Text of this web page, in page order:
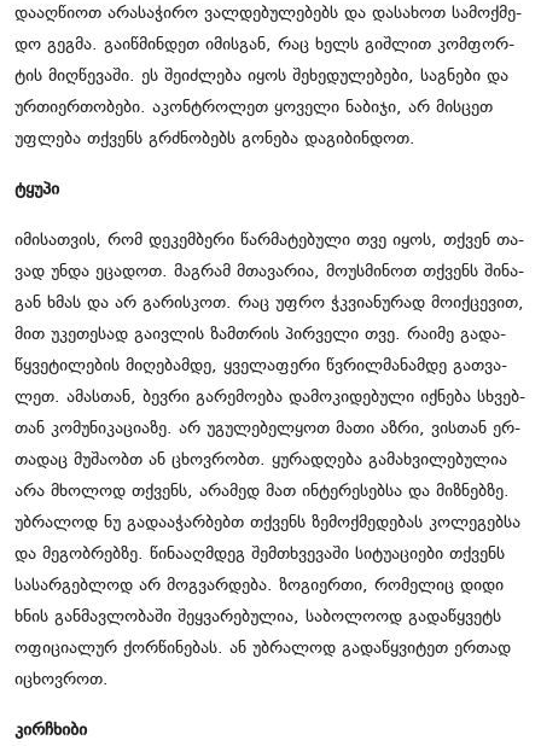
და­აღ­წი­ოთ არა­სა­ჭი­რო ვალ­დე­ბუ­ლე­ბებს და და­სა­ხოთ სა­მოქ­მე­
დო გეგ­მა. გა­იწ­მინ­დეთ იმის­გან, რაც ხელს გიშ­ლით კომ­ფორ­
ტის მიღ­წე­ვა­ში. ეს შე­იძ­ლე­ბა იყოს შე­ხე­დუ­ლე­ბე­ბი, საგ­ნე­ბი და
ურ­თი­ერ­თო­ბე­ბი. აკონ­ტრო­ლეთ ყო­ვე­ლი ნა­ბი­ჯი, არ მის­ცეთ
უფ­ლე­ბა თქვენს გრძნო­ბებს გო­ნე­ბა და­გი­ბინ­დოთ.
ტყუ­პი
იმი­სათ­ვის, რომ დე­კემ­ბე­რი წარ­მა­ტე­ბუ­ლი თვე იყოს, თქვენ თა­
ვად უნდა ეცა­დოთ. მაგ­რამ მთა­ვა­რია, მო­უს­მი­ნოთ თქვენს ში­ნა­
გან ხმას და არ გა­რის­კოთ. რაც უფრო ჭკვი­ა­ნუ­რად მო­იქ­ცე­ვით,
მით უკე­თე­სად გა­ივ­ლის ზამ­თრის პირ­ვე­ლი თვე. რა­ი­მე გა­და­
წყვე­ტი­ლე­ბის მი­ღე­ბამ­დე, ყვე­ლა­ფე­რი წვრილ­მა­ნამ­დე გათ­ვა­
ლეთ. ამას­თან, ბევ­რი გა­რე­მო­ე­ბა და­მო­კი­დე­ბუ­ლი იქ­ნე­ბა სხვებ­
თან კო­მუ­ნი­კა­ცი­ა­ზე. არ უგუ­ლე­ბელ­ყოთ მათი აზრი, ვის­თან ერ­
თა­დაც მუ­შა­ობთ ან ცხოვ­რობთ. ყუ­რა­დღე­ბა გა­მახ­ვი­ლე­ბუ­ლია
არა მხო­ლოდ თქვენს, არა­მედ მათ ინ­ტე­რე­სებ­სა და მიზ­ნებ­ზე.
უბ­რა­ლოდ ნუ გა­და­ა­ჭარ­ბებთ თქვენს ზე­მოქ­მე­დე­ბას კო­ლე­გებ­სა
და მე­გობ­რებ­ზე. წი­ნა­აღ­მდეგ შემ­თხვე­ვა­ში სი­ტუ­ა­ცი­ე­ბი თქვენს
სა­სარ­გებ­ლოდ არ მოგ­ვარ­დე­ბა. ზო­გი­ერ­თი, რო­მე­ლიც დიდი
ხნის გან­მავ­ლო­ბა­ში შეყ­ვა­რე­ბუ­ლია, სა­ბო­ლო­ოდ გა­და­წყვეტს
ოფი­ცი­ა­ლურ ქორ­წი­ნე­ბას. ან უბ­რა­ლოდ გა­და­წყვი­ტეთ ერ­თად
იცხოვ­როთ.
კირჩხი­ბი